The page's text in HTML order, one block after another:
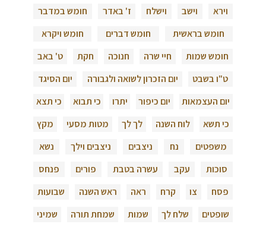
וירא
וישב וישלח ז' באדר
חומש במדבר
חומש בראשית
חומש דברים
חומש ויקרא
חומש שמות
חיי שרה חנוכה חקת
ט' באב
ט"ו בשבט
יום הזכרון לשואה ולגבורה
יום הסיגד
יום העצמאות
יום כיפור יתרו כי תבוא
כי תצא
כי תשא
לוח השנה לך לך מטות מסעי
מקץ
משפטים
נח ניצבים ניצבים וילך
נשא
סוכות
עקב עשרה בטבת פורים
פנחס
פסח
צו קרח ראה ראש השנה
שבועות
שופטים
שלח לך שמות שמחת תורה
שמיני